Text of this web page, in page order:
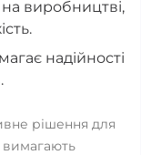
виробництві,
надійності
рішення для
вимагають